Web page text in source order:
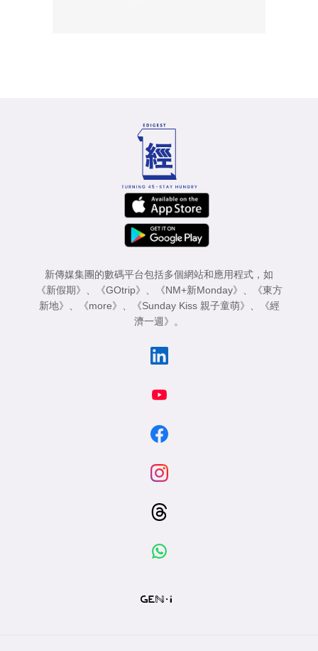
新傳媒集團的數碼平台包括多個網站和應用程式，如
《新假期》
《GOtrip》 《NM+新Monday》
《東方
新地》
《more》 《Sunday Kiss 親子童萌》
《經
濟一週》
。